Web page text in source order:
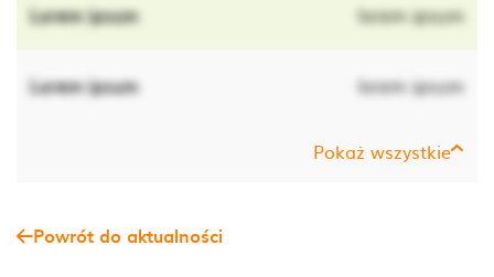
Lorem ipsum lorem ipsum
Lorem ipsum lorem ipsum
Pokaż wszystkie
Powrót do aktualności